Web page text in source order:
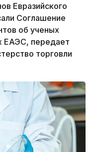
Евразийского
Соглашение
об ученых
ЕАЭС, передает
торговли